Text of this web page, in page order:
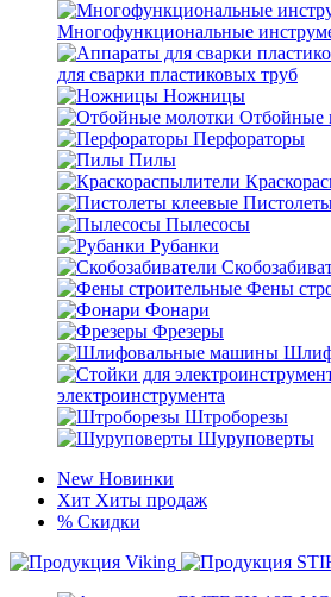
Многофункциональные
для сварки пластиковых труб
Ножницы
Отбойные
Перфораторы
Пилы
Пылесосы
Рубанки
Фены
Фонари
Фрезеры
электроинструмента
Штроборезы
Шуруповерты
New Новинки
Хит Хиты продаж
% Скидки